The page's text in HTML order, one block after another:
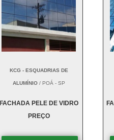
KCG - ESQUADRIAS DE
ALUMÍNIO/ POÁ - SP
FACHADA PELE DE VIDRO
PREÇO